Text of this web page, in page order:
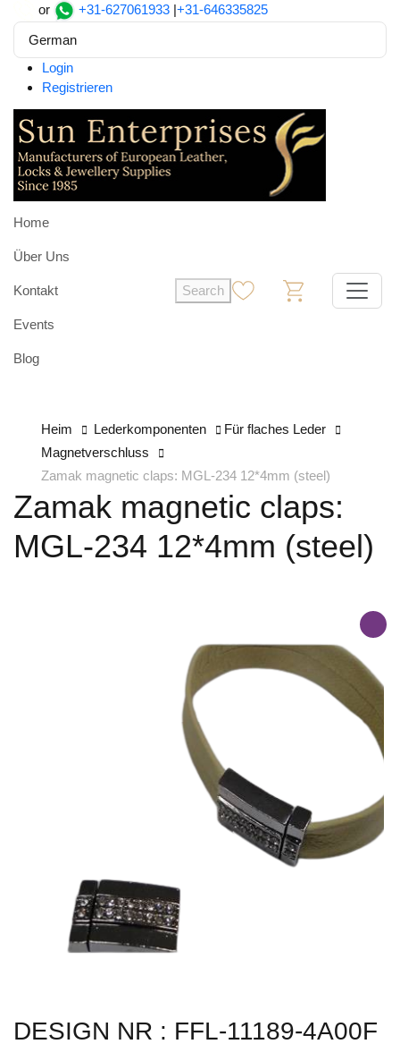
or +31-627061933 |+31-646335825
German
Login
Registrieren
Home
Über Uns
Kontakt
Events
Blog
Search
Heim Lederkomponenten
Für flaches Leder
Magnetverschluss
Zamak magnetic claps: MGL-234 12*4mm (steel)
Zamak magnetic claps:
MGL-234 12*4mm (steel)
DESIGN NR : FFL-11189-4A00F